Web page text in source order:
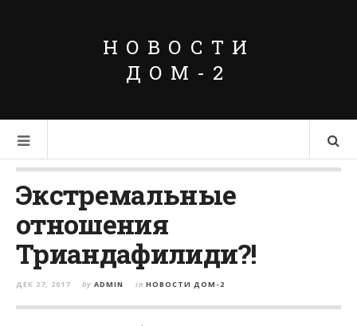
НОВОСТИ
ДОМ-2
Экстремальные
отношения
Триандафилиди?!
ДЕК 27, 2017 by ADMIN in НОВОСТИ ДОМ-2